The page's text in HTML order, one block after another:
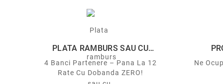
PLATA RAMBURS SAU CU
CARDUL
4 Banci Partenere – Pana La 12
Rate Cu Dobanda ZERO!
Ne